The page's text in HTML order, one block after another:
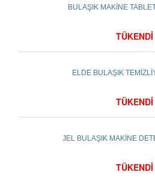
BULAŞIK MAKİNE
TÜKENDİ
ELDE BULAŞIK
TÜKENDİ
JEL BULAŞIK MAKİNE
TÜKENDİ